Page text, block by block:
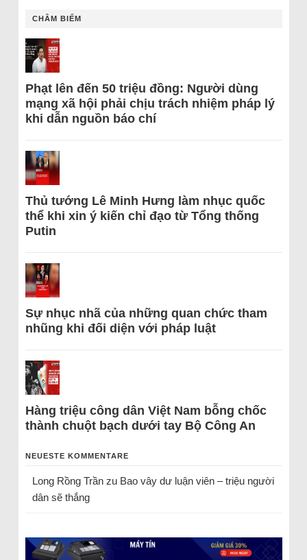
CHÂM BIẾM
Phạt lên đến 50 triệu đồng: Người dùng
mạng xã hội phải chịu trách nhiệm pháp lý
khi dẫn nguồn báo chí
Thủ tướng Lê Minh Hưng làm nhục quốc
thể khi xin ý kiến chỉ đạo từ Tổng thống
Putin
Sự nhục nhã của những quan chức tham
nhũng khi đối diện với pháp luật
Hàng triệu công dân Việt Nam bỗng chốc
thành chuột bạch dưới tay Bộ Công An
NEUESTE KOMMENTARE
Long Rồng Trầnzu Bao vây dư luận viên – triệu người
dân sẽ thắng